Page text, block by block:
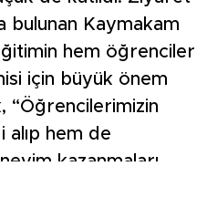
bulunan Kaymakam
hem öğrenciler
için büyük önem
“Öğrencilerimizin
alıp hem de
kazanmaları,